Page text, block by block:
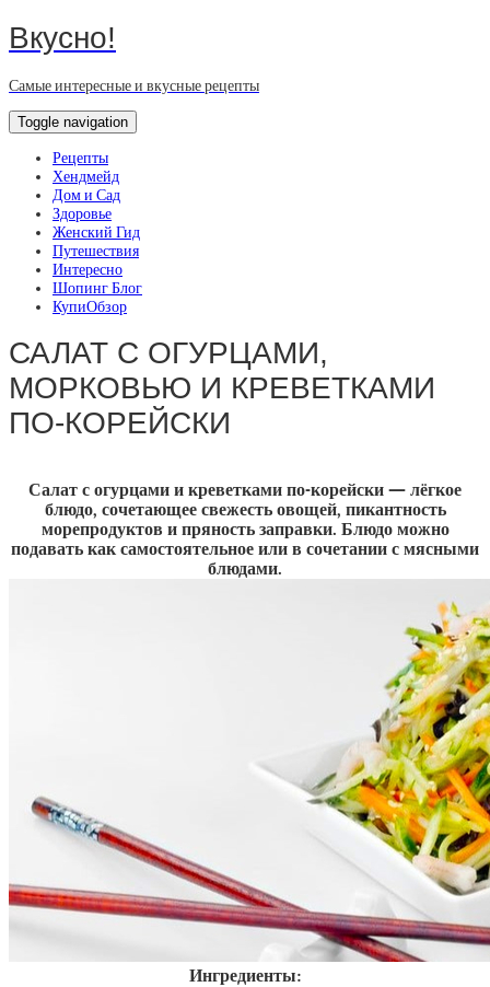
Вкусно!
Самые интересные и вкусные рецепты
Toggle navigation
Рецепты
Хендмейд
Дом и Сад
Здоровье
Женский Гид
Путешествия
Интересно
Шопинг Блог
КупиОбзор
САЛАТ С ОГУРЦАМИ,
МОРКОВЬЮ И КРЕВЕТКАМИ
ПО-КОРЕЙСКИ
Салат с огурцами и креветками по-корейски — лёгкое
блюдо, сочетающее свежесть овощей, пикантность
морепродуктов и пряность заправки. Блюдо можно
подавать как самостоятельное или в сочетании с мясными
блюдами.
Ингредиенты: